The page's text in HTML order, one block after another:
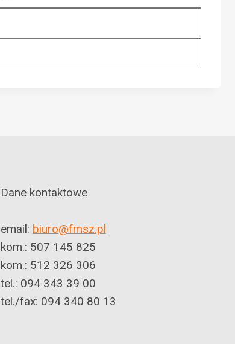
Dane kontaktowe
email: biuro@fmsz.pl
kom.: 507 145 825
kom.: 512 326 306
tel.: 094 343 39 00
tel./fax: 094 340 80 13